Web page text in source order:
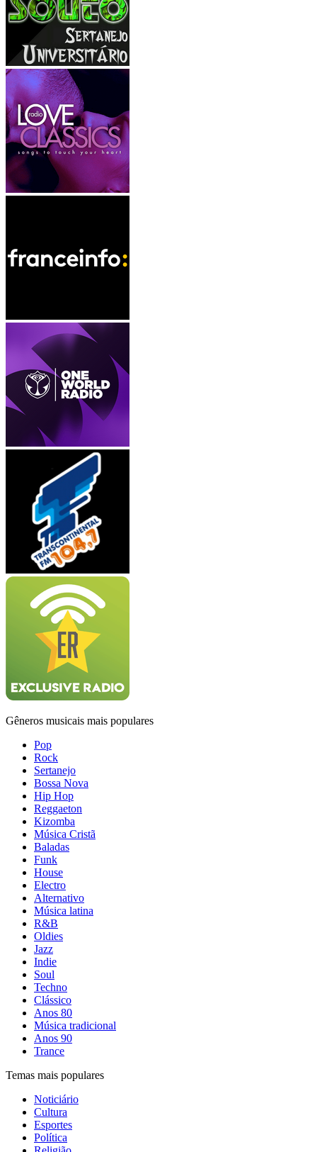
Gêneros musicais mais populares
Pop
Rock
Sertanejo
Bossa Nova
Hip Hop
Reggaeton
Kizomba
Música Cristã
Baladas
Funk
House
Electro
Alternativo
Música latina
R&B
Oldies
Jazz
Indie
Soul
Techno
Clássico
Anos 80
Música tradicional
Anos 90
Trance
Temas mais populares
Noticiário
Cultura
Esportes
Política